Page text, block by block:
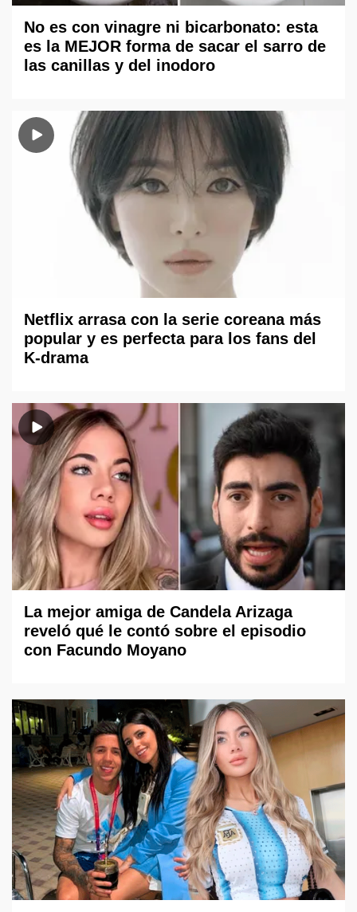
No es con vinagre ni bicarbonato: esta
es la MEJOR forma de sacar el sarro de
las canillas y del inodoro
Netflix arrasa con la serie coreana más
popular y es perfecta para los fans del
K-drama
La mejor amiga de Candela Arizaga
reveló qué le contó sobre el episodio
con Facundo Moyano